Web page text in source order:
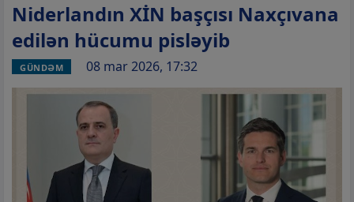
Niderlandın XİN başçısı Naxçıvana
edilən hücumu pisləyib
GÜNDƏM 08 mar 2026, 17:32